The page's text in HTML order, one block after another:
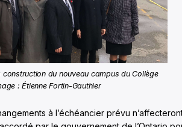
construction du nouveau campus du Collège
: Étienne Fortin-Gauthier
à l’échéancier prévu